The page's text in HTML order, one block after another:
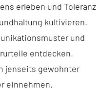
erleben und Toleranz
kultivieren.
und
entdecken.
jenseits gewohnter
einnehmen.